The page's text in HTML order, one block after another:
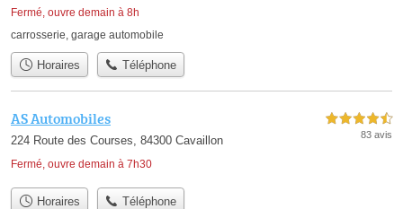
Fermé, ouvre demain à 8h
carrosserie, garage automobile
Horaires Téléphone
AS Automobiles
224 Route des Courses, 84300 Cavaillon
Fermé, ouvre demain à 7h30
4,5 étoiles sur 5
83 avis
Horaires Téléphone